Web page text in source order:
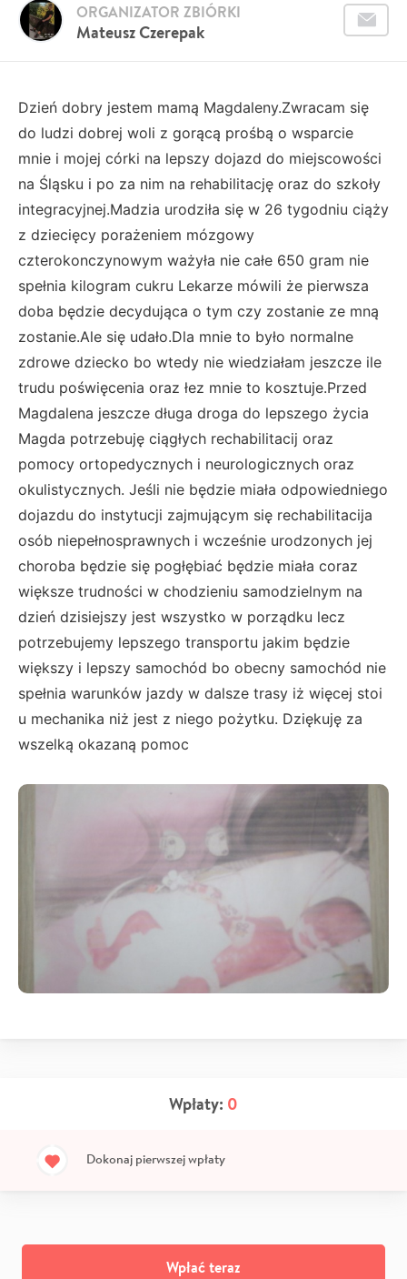
Mateusz Czerepak
ORGANIZATOR ZBIÓRKI
Dzień dobry jestem mamą Magdaleny.Zwracam się
do ludzi dobrej woli z gorącą prośbą o wsparcie
mnie i mojej córki na lepszy dojazd do miejscowości
na Śląsku i po za nim na rehabilitację oraz do szkoły
integracyjnej.Madzia urodziła się w 26 tygodniu ciąży
z dziecięcy porażeniem mózgowy
czterokonczynowym ważyła nie całe 650 gram nie
spełnia kilogram cukru Lekarze mówili że pierwsza
doba będzie decydująca o tym czy zostanie ze mną
zostanie.Ale się udało.Dla mnie to było normalne
zdrowe dziecko bo wtedy nie wiedziałam jeszcze ile
trudu poświęcenia oraz łez mnie to kosztuje.Przed
Magdalena jeszcze długa droga do lepszego życia
Magda potrzebuję ciągłych rechabilitacij oraz
pomocy ortopedycznych i neurologicznych oraz
okulistycznych. Jeśli nie będzie miała odpowiedniego
dojazdu do instytucji zajmującym się rechabilitacija
osób niepełnosprawnych i wcześnie urodzonych jej
choroba będzie się pogłębiać będzie miała coraz
większe trudności w chodzieniu samodzielnym na
dzień dzisiejszy jest wszystko w porządku lecz
potrzebujemy lepszego transportu jakim będzie
większy i lepszy samochód bo obecny samochód nie
spełnia warunków jazdy w dalsze trasy iż więcej stoi
u mechanika niż jest z niego pożytku. Dziękuję za
wszelką okazaną pomoc
Wpłaty: 0
Dokonaj pierwszej wpłaty
Wpłać teraz